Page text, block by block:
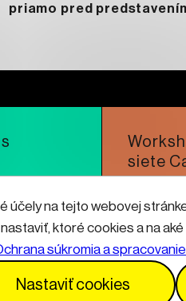
účely na tejto webovej
ktoré cookies a na
súkromia a
Nastaviť cookies
priamo pred
siete
Prevádzkový